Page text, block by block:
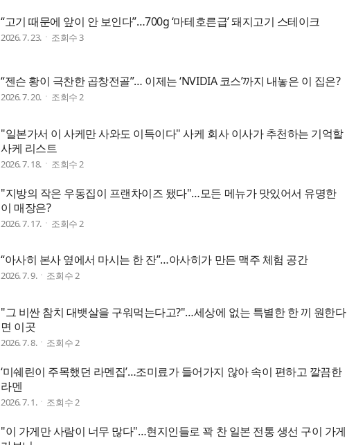
“고기 때문에 앞이 안 보인다”…700g ‘마테호른급’ 돼지고기 스테이크
2026. 7. 23. 조회수3
“젠슨 황이 극찬한 곱창전골”… 이제는 ‘NVIDIA 코스’까지 내놓은 이 집은?
2026. 7. 20. 조회수2
"일본가서 이 사케만 사와도 이득이다" 사케 회사 이사가 추천하는 기억할
사케 리스트
2026. 7. 18. 조회수2
"지방의 작은 우동집이 프랜차이즈 됐다"…모든 메뉴가 맛있어서 유명한
이 매장은?
2026. 7. 17. 조회수2
“아사히 본사 옆에서 마시는 한 잔”…아사히가 만든 맥주 체험 공간
2026. 7. 9. 조회수2
"그 비싼 참치 대뱃살을 구워먹는다고?"…세상에 없는 특별한 한 끼 원한다
면 이곳
2026. 7. 8. 조회수2
‘미쉐린이 주목했던 라멘집’…조미료가 들어가지 않아 속이 편하고 깔끔한
라멘
2026. 7. 1. 조회수2
"이 가게만 사람이 너무 많다"…현지인들로 꽉 찬 일본 전통 생선 구이 가게